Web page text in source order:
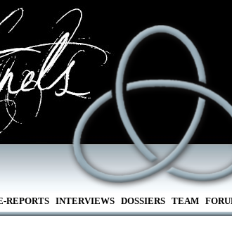
REPORTS INTERVIEWS DOSSIERS TEAM